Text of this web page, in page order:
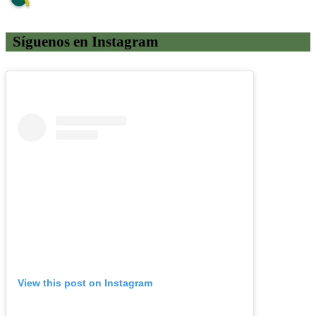
Síguenos en Instagram
View this post on Instagram